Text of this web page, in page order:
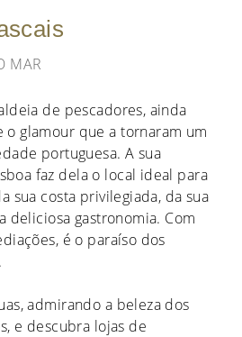
MAR
de pescadores, ainda
o glamour que a tornaram um
portuguesa. A sua
faz dela o local ideal para
sua costa privilegiada, da sua
deliciosa gastronomia. Com
é o paraíso dos
admirando a beleza dos
e descubra lojas de